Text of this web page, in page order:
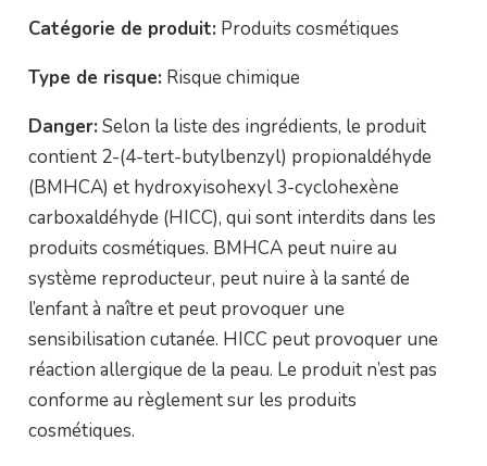
Catégorie de produit: Produits cosmétiques
Type de risque: Risque chimique
Danger: Selon la liste des ingrédients, le produit
contient 2-(4-tert-butylbenzyl) propionaldéhyde
(BMHCA) et hydroxyisohexyl 3-cyclohexène
carboxaldéhyde (HICC), qui sont interdits dans les
produits cosmétiques. BMHCA peut nuire au
système reproducteur, peut nuire à la santé de
l’enfant à naître et peut provoquer une
sensibilisation cutanée. HICC peut provoquer une
réaction allergique de la peau. Le produit n’est pas
conforme au règlement sur les produits
cosmétiques.